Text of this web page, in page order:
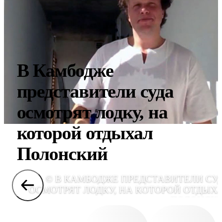
В Камбодже
представители суда
осмотрят лодку, на
которой отдыхал
Полонский
© В КАМБОДЖЕ ПРЕДСТАВИТЕЛИ
ОСМОТРЯТ ЛОДКУ, НА КОТОРОЙ